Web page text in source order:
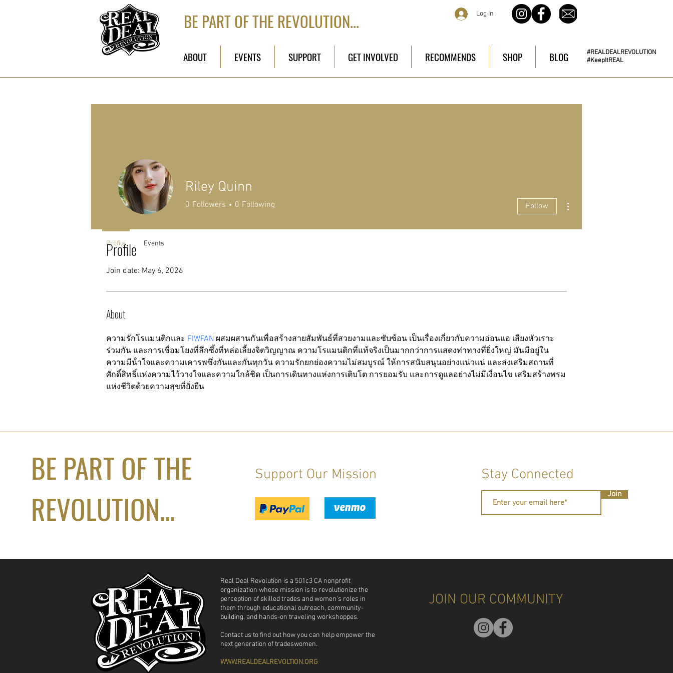
BE PART OF THE REVOLUTION... Log In
ABOUT EVENTS SUPPORT GET INVOLVED RECOMMENDS SHOP BLOG
#REALDEALREVOLUTION
#KeepItREAL
Profile
Join date: May 6, 2026
About
ความรักโรแมนติกและ FIWFAN ผสมผสานกันเพื่อสร้างสายสัมพันธ์ที่สวยงามและซับซ้อน เป็นเรื่องเกี่ยวกับความอ่อนแอ เสียงหัวเราะ
ร่วมกัน และการเชื่อมโยงที่ลึกซึ้งที่หล่อเลี้ยงจิตวิญญาณ ความโรแมนติกที่แท้จริงเป็นมากกว่าการแสดงท่าทางที่ยิ่งใหญ่ มันมีอยู่ใน
ความมีน้ําใจและความเคารพซึ่งกันและกันทุกวัน ความรักยกย่องความไม่สมบูรณ์ ให้การสนับสนุนอย่างแน่วแน่ และส่งเสริมสถานที่
ศักดิ์สิทธิ์แห่งความไว้วางใจและความใกล้ชิด เป็นการเดินทางแห่งการเติบโต การยอมรับ และการดูแลอย่างไม่มีเงื่อนไข เสริมสร้างพรม
แห่งชีวิตด้วยความสุขที่ยั่งยืน
Riley Quinn
0 Followers 0 Following Follow
Profile Events
BE PART OF THE
REVOLUTION...
Support Our Mission Stay Connected
Join
R eal Deal Revolution is a 501c3 CA nonprofit
organization whose mission is to revolutionize the
perception of skilled trades and women's roles in
them through educational outreach, community-
building, and hands-on traveling workshoppes.
Contact us to find out how you can help empower the
next generation of tradeswomen.
WWW.REALDEALREVOLTION.ORG
JOIN OUR COMMUNITY